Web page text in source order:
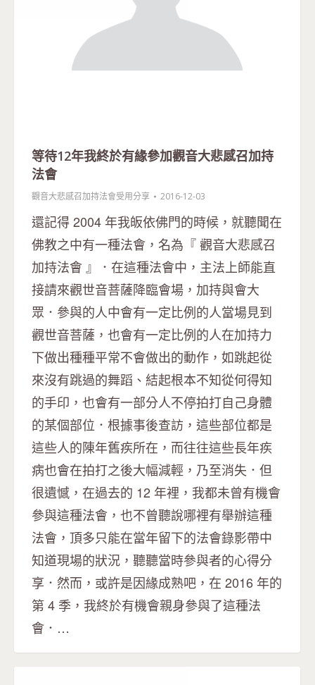
等待12年我終於有緣參加觀音大悲感召加持
法會
觀音大悲感召加持法會受用分享 2016-12-03
還記得 2004 年我皈依佛門的時候，就聽聞在
佛教之中有一種法會，名為『 觀音大悲感召
加持法會 』．在這種法會中，主法上師能直
接請來觀世音菩薩降臨會場，加持與會大
眾．參與的人中會有一定比例的人當場見到
觀世音菩薩，也會有一定比例的人在加持力
下做出種種平常不會做出的動作，如跳起從
來沒有跳過的舞蹈、結起根本不知從何得知
的手印，也會有一部分人不停拍打自己身體
的某個部位．根據事後查訪，這些部位都是
這些人的陳年舊疾所在，而往往這些長年疾
病也會在拍打之後大幅減輕，乃至消失．但
很遺憾，在過去的 12 年裡，我都未曾有機會
參與這種法會，也不曾聽說哪裡有舉辦這種
法會，頂多只能在當年留下的法會錄影帶中
知道現場的狀況，聽聽當時參與者的心得分
享．然而，或許是因緣成熟吧，在 2016 年的
第 4 季，我終於有機會親身參與了這種法
會．…